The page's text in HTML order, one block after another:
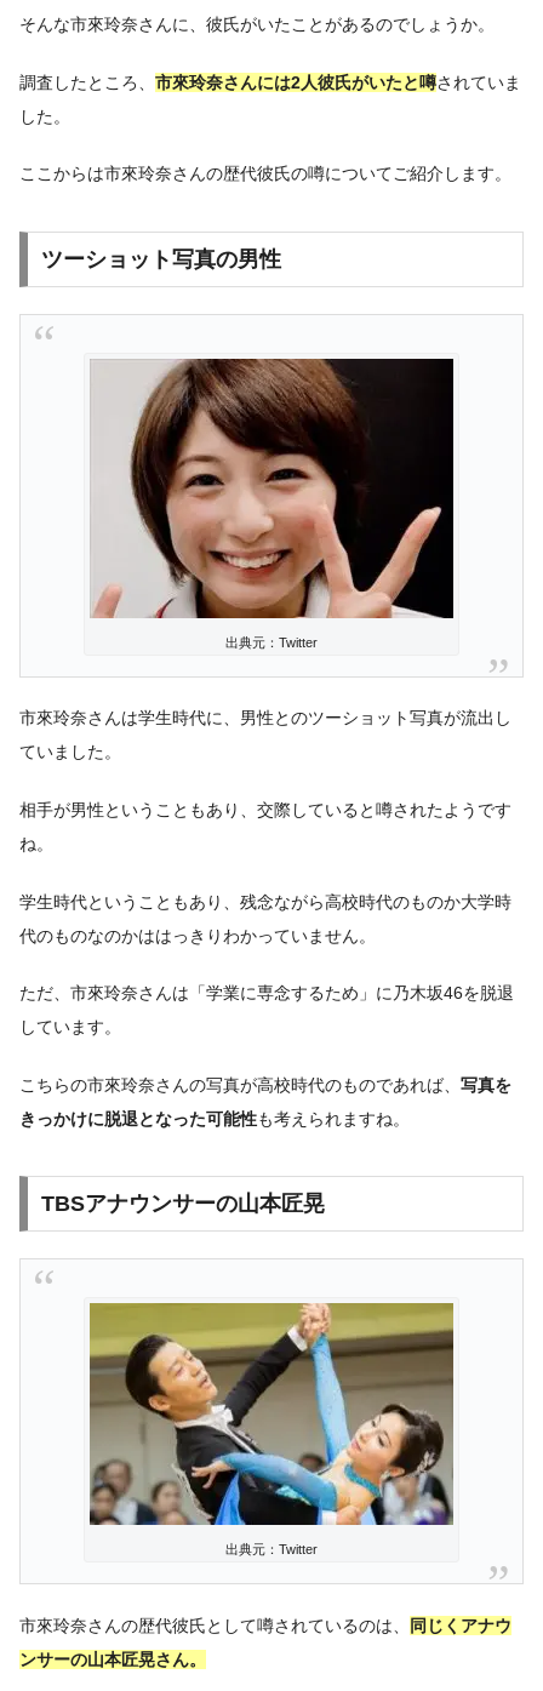
そんな市來玲奈さんに、彼氏がいたことがあるのでしょうか。
調査したところ、 市來玲奈さんには2人彼氏がいたと噂されていま
した。
ここからは市來玲奈さんの歴代彼氏の噂についてご紹介します。
ツーショット写真の男性
出典元：Twitter
市來玲奈さんは学生時代に、男性とのツーショット写真が流出し
ていました。
相手が男性ということもあり、交際していると噂されたようです
ね。
学生時代ということもあり、残念ながら高校時代のものか大学時
代のものなのかははっきりわかっていません。
ただ、市來玲奈さんは「学業に専念するため」に乃木坂46を脱退
しています。
こちらの市來玲奈さんの写真が高校時代のものであれば、 写真を
きっかけに脱退となった可能性も考えられますね。
TBSアナウンサーの山本匠晃
出典元：Twitter
市來玲奈さんの歴代彼氏として噂されているのは、 同じくアナウ
ンサーの山本匠晃さん。